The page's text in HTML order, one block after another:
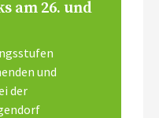
am 26. und
und
der